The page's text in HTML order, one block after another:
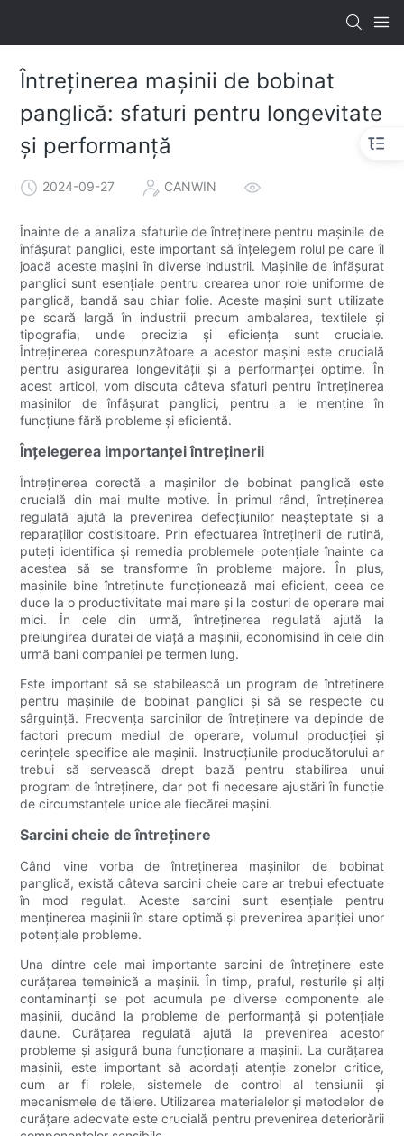
Întreținerea mașinii de bobinat
panglică: sfaturi pentru longevitate
și performanță
2024-09-27 CANWIN
Înainte de a analiza sfaturile de întreținere pentru mașinile de
înfășurat panglici, este important să înțelegem rolul pe care îl
joacă aceste mașini în diverse industrii. Mașinile de înfășurat
panglici sunt esențiale pentru crearea unor role uniforme de
panglică, bandă sau chiar folie. Aceste mașini sunt utilizate
pe scară largă în industrii precum ambalarea, textilele și
tipografia, unde precizia și eficiența sunt cruciale.
Întreținerea corespunzătoare a acestor mașini este crucială
pentru asigurarea longevității și a performanței optime. În
acest articol, vom discuta câteva sfaturi pentru întreținerea
mașinilor de înfășurat panglici, pentru a le menține în
funcțiune fără probleme și eficientă.
Înțelegerea importanței întreținerii
Întreținerea corectă a mașinilor de bobinat panglică este
crucială din mai multe motive. În primul rând, întreținerea
regulată ajută la prevenirea defecțiunilor neașteptate și a
reparațiilor costisitoare. Prin efectuarea întreținerii de rutină,
puteți identifica și remedia problemele potențiale înainte ca
acestea să se transforme în probleme majore. În plus,
mașinile bine întreținute funcționează mai eficient, ceea ce
duce la o productivitate mai mare și la costuri de operare mai
mici. În cele din urmă, întreținerea regulată ajută la
prelungirea duratei de viață a mașinii, economisind în cele din
urmă bani companiei pe termen lung.
Este important să se stabilească un program de întreținere
pentru mașinile de bobinat panglici și să se respecte cu
sârguință. Frecvența sarcinilor de întreținere va depinde de
factori precum mediul de operare, volumul producției și
cerințele specifice ale mașinii. Instrucțiunile producătorului ar
trebui să servească drept bază pentru stabilirea unui
program de întreținere, dar pot fi necesare ajustări în funcție
de circumstanțele unice ale fiecărei mașini.
Sarcini cheie de întreținere
Când vine vorba de întreținerea mașinilor de bobinat
panglică, există câteva sarcini cheie care ar trebui efectuate
în mod regulat. Aceste sarcini sunt esențiale pentru
menținerea mașinii în stare optimă și prevenirea apariției unor
potențiale probleme.
Una dintre cele mai importante sarcini de întreținere este
curățarea temeinică a mașinii. În timp, praful, resturile și alți
contaminanți se pot acumula pe diverse componente ale
mașinii, ducând la probleme de performanță și potențiale
daune. Curățarea regulată ajută la prevenirea acestor
probleme și asigură buna funcționare a mașinii. La curățarea
mașinii, este important să acordați atenție zonelor critice,
cum ar fi rolele, sistemele de control al tensiunii și
mecanismele de tăiere. Utilizarea materialelor și metodelor de
curățare adecvate este crucială pentru prevenirea deteriorării